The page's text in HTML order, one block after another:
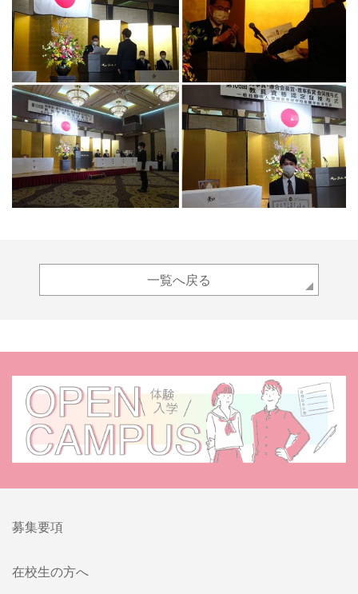
一覧へ戻る
募集要項
在校生の方へ